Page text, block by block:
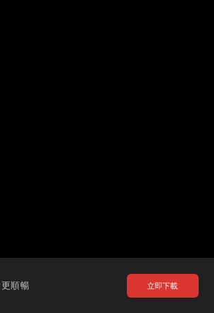
順暢 立即下載